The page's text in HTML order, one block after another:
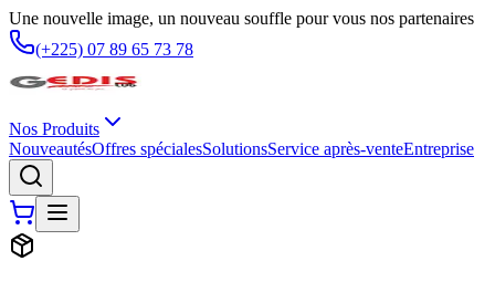
Une nouvelle image, un nouveau souffle pour vous nos partenaires
(+225) 07 89 65 73 78
Nos Produits
NouveautésOffres spécialesSolutionsService après-venteEntreprise